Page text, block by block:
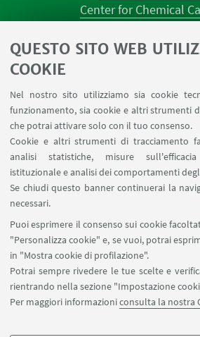
QUESTO SITO WEB
COOKIE
Nel nostro sito utilizziamo sia cookie
funzionamento, sia cookie e altri strumenti
che potrai attivare solo con il tuo consenso.
Cookie e altri strumenti di tracciamento
analisi statistiche, misure
istituzionale e analisi dei comportamenti
Se chiudi questo banner continuerai la
necessari.
Puoi esprimere il consenso sui cookie
"Personalizza cookie" e, se vuoi, potrai
in "Mostra cookie di profilazione".
Potrai sempre rivedere le tue scelte e
rientrando nella sezione "Impostazione
Per maggiori informazioniconsulta la nostra
Center for Chemical
AULE U.E. 4
Prenotazione NMR
Prenotazione strumenti del
SEGUI IL
SEGUI UNIBO SU:
APP: